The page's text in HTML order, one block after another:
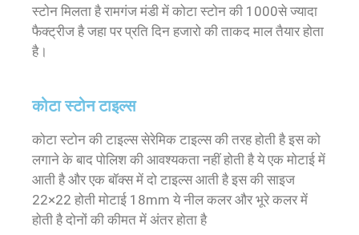
स्टोन मिलता है रामगंज मंडी में कोटा स्टोन की 1000से ज्यादा
फैक्ट्रीज है जहा पर प्रति दिन हजारो की ताकद माल तैयार होता
है।
कोटा स्टोन टाइल्स
कोटा स्टोन की टाइल्स सेरेमिक टाइल्स की तरह होती है इस को
लगाने के बाद पोलिश की आवश्यकता नहीं होती है ये एक मोटाई में
आती है और एक बॉक्स में दो टाइल्स आती है इस की साइज
22×22 होती मोटाई 18mm ये नील कलर और भूरे कलर में
होती है दोनों की कीमत में अंतर होता है